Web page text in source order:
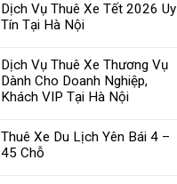
Dịch Vụ Thuê Xe Tết 2026 Uy
Tín Tại Hà Nội
Dịch Vụ Thuê Xe Thương Vụ
Dành Cho Doanh Nghiệp,
Khách VIP Tại Hà Nội
Thuê Xe Du Lịch Yên Bái 4 –
45 Chỗ